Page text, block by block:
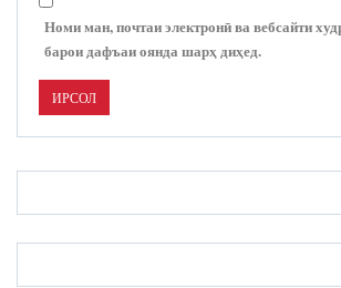
Номи ман, почтаи электронӣ ва вебсайти
барои дафъаи оянда шарҳ диҳед.